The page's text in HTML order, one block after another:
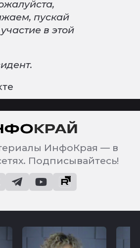
пускай
в этой
ИнфоКрая — в
Подписывайтесь!